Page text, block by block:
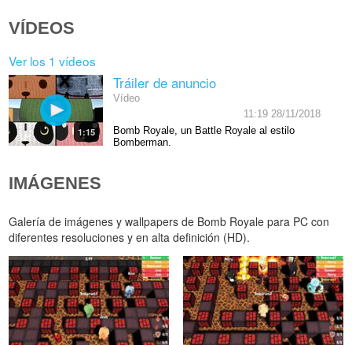
VÍDEOS
Ver los 1 vídeos
1:15
Tráiler de anuncio
Vídeo
11:19 28/11/2018
Bomb Royale, un Battle Royale al estilo
Bomberman.
IMÁGENES
Galería de imágenes y wallpapers de Bomb Royale para PC con
diferentes resoluciones y en alta definición (HD).